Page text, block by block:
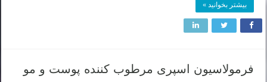
بیشتر بخوانید »
فرمولاسیون اسپری مرطوب کننده پوست و مو